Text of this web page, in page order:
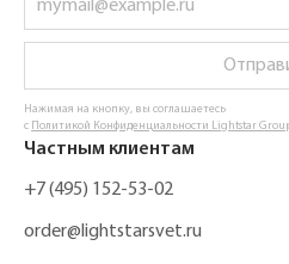
Нажимая на кнопку, вы соглашаетесь
с Политикой Конфиденциальности Lightstar
Частным клиентам
+7 (495) 152-53-02
order@lightstarsvet.ru